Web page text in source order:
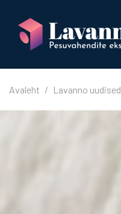
Avaleht Lavanno uudised